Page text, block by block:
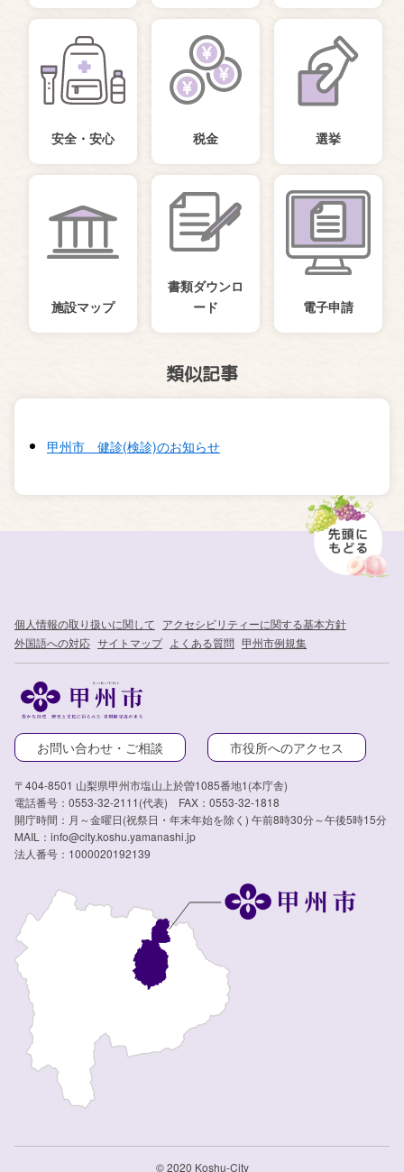
安全・安心 税金 選挙
施設マップ
書類ダウンロ
ード
電子申請
類似記事
甲州市 健診(検診)のお知らせ
個人情報の取り扱いに関して アクセシビリティーに関する基本方針
外国語への対応 サイトマップ よくある質問 甲州市例規集
お問い合わせ・ご相談 市役所へのアクセス
〒404-8501 山梨県甲州市塩山上於曽1085番地1(本庁舎)
電話番号：0553-32-2111(代表) FAX：0553-32-1818
開庁時間：月～金曜日(祝祭日・年末年始を除く) 午前8時30分～午後5時15分
MAIL：info@city.koshu.yamanashi.jp
法人番号：1000020192139
© 2020 Koshu-City